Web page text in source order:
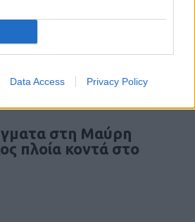
Data Access Privacy Policy
και στρατιωτική
και Κίνα
στη Μαύρη
πλοία κοντά στο